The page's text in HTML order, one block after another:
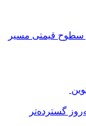
سطوح قیمتی مسیر
گسترده‌تر